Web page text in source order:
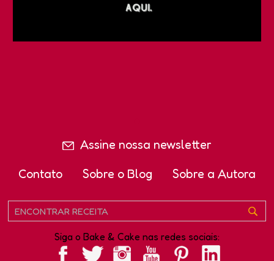
Assine nossa newsletter
Contato
Sobre o Blog Sobre a Autora
Siga o Bake & Cake nas redes sociais: